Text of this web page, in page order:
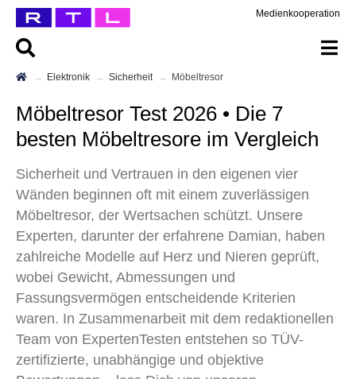
Medienkooperation
Elektronik Sicherheit Möbeltresor
Möbeltresor Test 2026 • Die 7
besten Möbeltresore im Vergleich
Sicherheit und Vertrauen in den eigenen vier
Wänden beginnen oft mit einem zuverlässigen
Möbeltresor, der Wertsachen schützt. Unsere
Experten, darunter der erfahrene Damian, haben
zahlreiche Modelle auf Herz und Nieren geprüft,
wobei Gewicht, Abmessungen und
Fassungsvermögen entscheidende Kriterien
waren. In Zusammenarbeit mit dem redaktionellen
Team von ExpertenTesten entstehen so TÜV-
zertifizierte, unabhängige und objektive